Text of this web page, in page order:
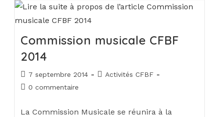
Commission musicale CFBF
2014
7 septembre 2014
Activités CFBF
0 commentaire
La Commission Musicale se réunira à la